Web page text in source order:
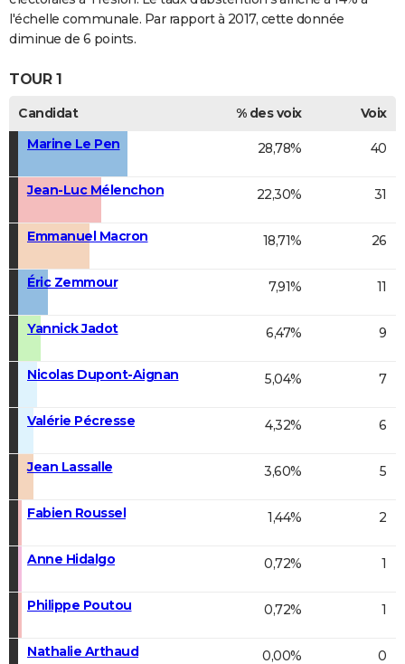
l'échelle communale. Par rapport à 2017, cette donnée
diminue de 6 points.
TOUR 1
Candidat % des voix
Voix
Marine Le Pen
28,78% 40
Jean-Luc Mélenchon 22,30% 31
Emmanuel Macron 18,71% 26
Éric Zemmour 7,91% 11
Yannick Jadot 6,47% 9
Nicolas Dupont-Aignan 5,04% 7
Valérie Pécresse 4,32% 6
Jean Lassalle 3,60% 5
Fabien Roussel 1,44% 2
Anne Hidalgo 0,72% 1
Philippe Poutou 0,72% 1
Nathalie Arthaud 0,00% 0